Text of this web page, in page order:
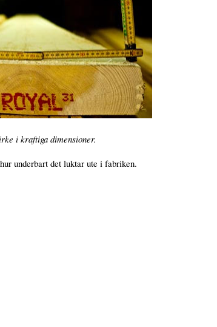
i kraftiga dimensioner.
underbart det luktar ute i fabriken.